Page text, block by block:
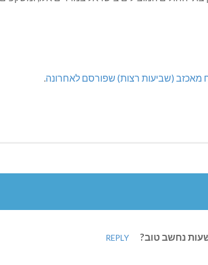
מאכזב (שביעות רצות) שפורסם לאחרונה.
REPLY